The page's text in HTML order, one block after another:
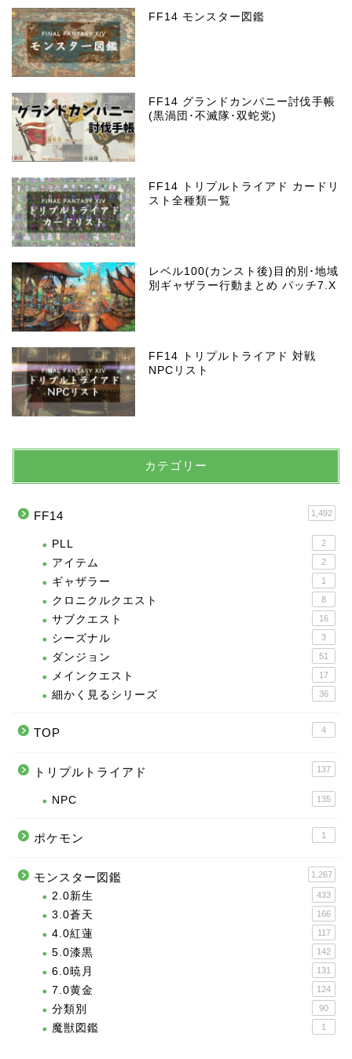
FF14 モンスター図鑑
FF14 グランドカンパニー討伐手帳
(黒渦団･不滅隊･双蛇党)
FF14 トリプルトライアド カードリ
スト全種類一覧
レベル100(カンスト後)目的別･地域
別ギャザラー行動まとめ パッチ7.X
FF14 トリプルトライアド 対戦
NPCリスト
カテゴリー
FF14 1,492
PLL 2
アイテム 2
ギャザラー 1
クロニクルクエスト 8
サブクエスト 16
シーズナル 3
ダンジョン 51
メインクエスト 17
細かく見るシリーズ 36
TOP 4
トリプルトライアド 137
NPC 135
ポケモン 1
モンスター図鑑 1,267
2.0新生 433
3.0蒼天 166
4.0紅蓮 117
5.0漆黒 142
6.0暁月 131
7.0黄金 124
分類別 90
魔獣図鑑 1